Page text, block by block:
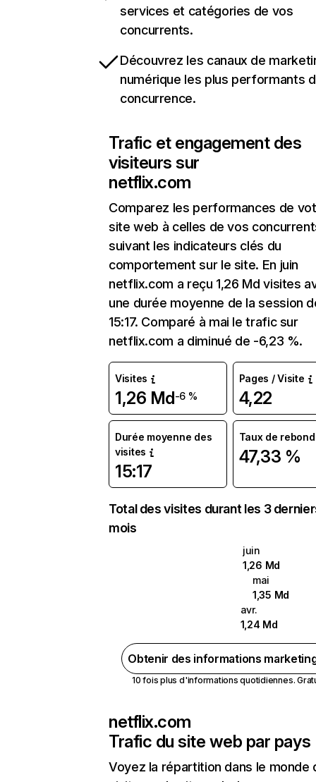
services et catégories de vos
concurrents.
Découvrez les canaux de
numérique les plus performants
concurrence.
Trafic et engagement des
visiteurs sur
netflix.com
Comparez les performances de
site web à celles de vos
suivant les indicateurs clés du
comportement sur le site. En juin
netflix.com a reçu 1,26 Md visites
une durée moyenne de la session
15:17. Comparé à mai le trafic sur
netflix.com a diminué de -6,23 %.
Visites
1,26 Md-6 %
Pages / Visite
4,22
Durée moyenne des
visites
15:17
Taux de rebond
47,33 %
Total des visites durant les 3
mois
juin
1,26 Md
mai
1,35 Md
avr.
1,24 Md
Obtenir des informations
10 fois plus d'informations quotidiennes.
netflix.com
Trafic du site web par pays
Voyez la répartition dans le monde